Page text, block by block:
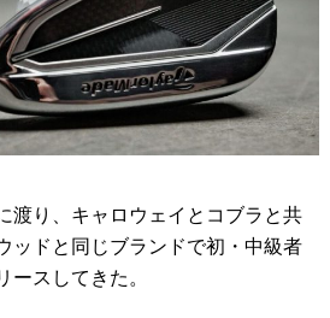
渡り、キャロウェイとコブラと共
ッドと同じブランドで初・中級者
ースしてきた。